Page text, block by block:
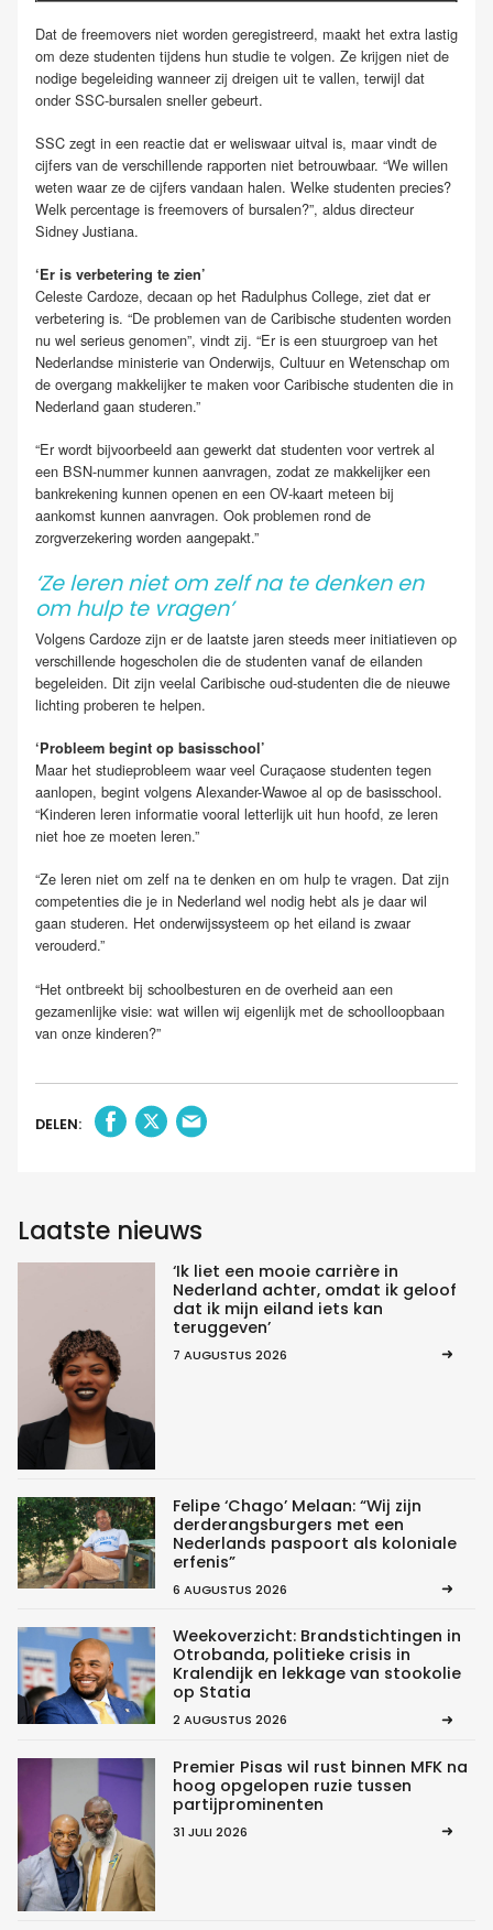
Dat de freemovers niet worden geregistreerd, maakt het extra lastig
om deze studenten tijdens hun studie te volgen. Ze krijgen niet de
nodige begeleiding wanneer zij dreigen uit te vallen, terwijl dat
onder SSC-bursalen sneller gebeurt.
SSC zegt in een reactie dat er weliswaar uitval is, maar vindt de
cijfers van de verschillende rapporten niet betrouwbaar. “We willen
weten waar ze de cijfers vandaan halen. Welke studenten precies?
Welk percentage is freemovers of bursalen?”, aldus directeur
Sidney Justiana.
‘Er is verbetering te zien’
Celeste Cardoze, decaan op het Radulphus College, ziet dat er
verbetering is. “De problemen van de Caribische studenten worden
nu wel serieus genomen”, vindt zij. “Er is een stuurgroep van het
Nederlandse ministerie van Onderwijs, Cultuur en Wetenschap om
de overgang makkelijker te maken voor Caribische studenten die in
Nederland gaan studeren.”
“Er wordt bijvoorbeeld aan gewerkt dat studenten voor vertrek al
een BSN-nummer kunnen aanvragen, zodat ze makkelijker een
bankrekening kunnen openen en een OV-kaart meteen bij
aankomst kunnen aanvragen. Ook problemen rond de
zorgverzekering worden aangepakt.”
‘Ze leren niet om zelf na te denken en
om hulp te vragen’
Volgens Cardoze zijn er de laatste jaren steeds meer initiatieven op
verschillende hogescholen die de studenten vanaf de eilanden
begeleiden. Dit zijn veelal Caribische oud-studenten die de nieuwe
lichting proberen te helpen.
‘Probleem begint op basisschool’
Maar het studieprobleem waar veel Curaçaose studenten tegen
aanlopen, begint volgens Alexander-Wawoe al op de basisschool.
“Kinderen leren informatie vooral letterlijk uit hun hoofd, ze leren
niet hoe ze moeten leren.”
“Ze leren niet om zelf na te denken en om hulp te vragen. Dat zijn
competenties die je in Nederland wel nodig hebt als je daar wil
gaan studeren. Het onderwijssysteem op het eiland is zwaar
verouderd.”
“Het ontbreekt bij schoolbesturen en de overheid aan een
gezamenlijke visie: wat willen wij eigenlijk met de schoolloopbaan
van onze kinderen?”
DELEN:
Laatste nieuws
‘Ik liet een mooie carrière in
Nederland achter, omdat ik geloof
dat ik mijn eiland iets kan
teruggeven’
7 AUGUSTUS 2026
Felipe ‘Chago’ Melaan: “Wij zijn
derderangsburgers met een
Nederlands paspoort als koloniale
erfenis”
6 AUGUSTUS 2026
Weekoverzicht: Brandstichtingen in
Otrobanda, politieke crisis in
Kralendijk en lekkage van stookolie
op Statia
2 AUGUSTUS 2026
Premier Pisas wil rust binnen MFK na
hoog opgelopen ruzie tussen
partijprominenten
31 JULI 2026